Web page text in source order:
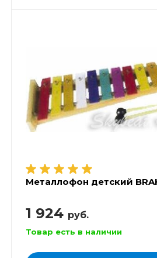
Металлофон детский
1 924 руб.
Товар есть в наличии